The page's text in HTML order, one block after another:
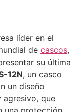
líder en el
de cascos,
su última
12N, un casco
un diseño
agresivo, que